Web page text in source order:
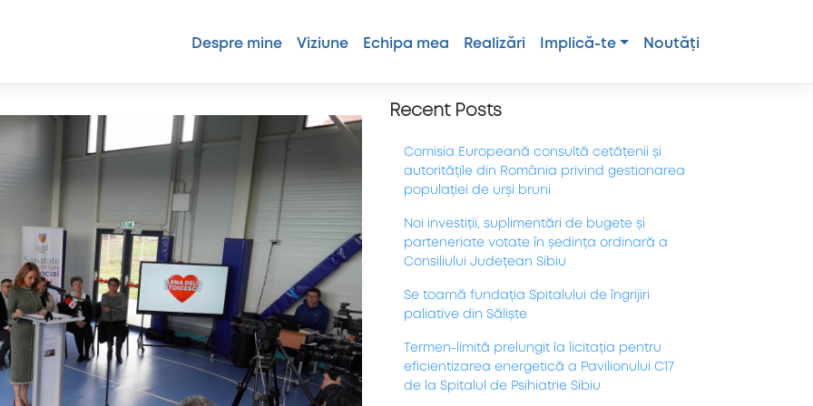
Despre mine Viziune Echipa mea Realizări Implică-te Noutăți
Recent Posts
Comisia Europeană consultă cetățenii și
autoritățile din România privind gestionarea
populației de urși bruni
Noi investiții, suplimentări de bugete și
parteneriate votate în ședința ordinară a
Consiliului Județean Sibiu
Se toarnă fundația Spitalului de îngrijiri
paliative din Săliște
Termen-limită prelungit la licitația pentru
eficientizarea energetică a Pavilionului C17
de la Spitalul de Psihiatrie Sibiu